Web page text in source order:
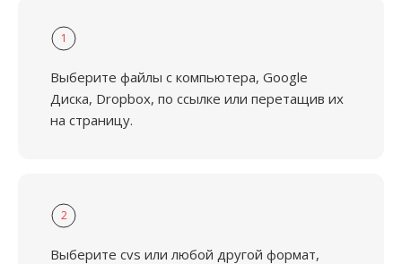
1
Выберите файлы с компьютера, Google
Диска, Dropbox, по ссылке или перетащив их
на страницу.
2
Выберите cvs или любой другой формат,